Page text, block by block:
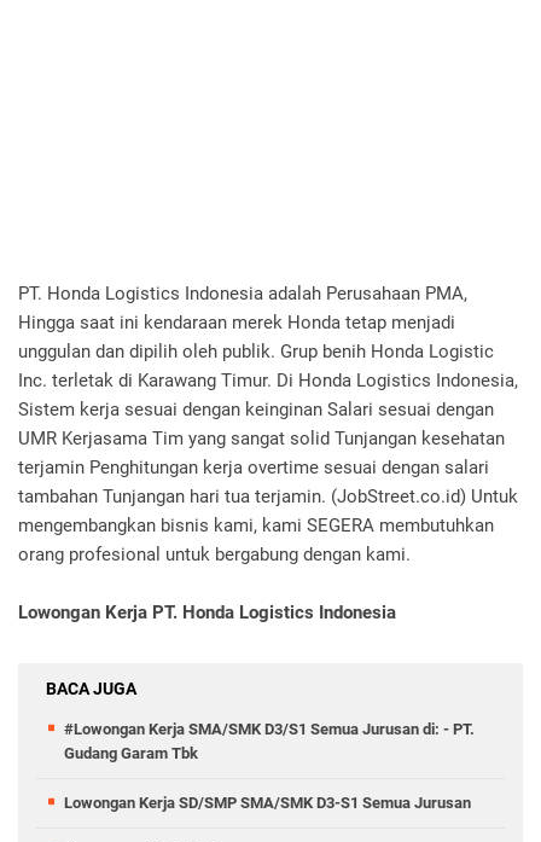
PT. Honda Logistics Indonesia adalah Perusahaan PMA,
Hingga saat ini kendaraan merek Honda tetap menjadi
unggulan dan dipilih oleh publik. Grup benih Honda Logistic
Inc. terletak di Karawang Timur. Di Honda Logistics Indonesia,
Sistem kerja sesuai dengan keinginan Salari sesuai dengan
UMR Kerjasama Tim yang sangat solid Tunjangan kesehatan
terjamin Penghitungan kerja overtime sesuai dengan salari
tambahan Tunjangan hari tua terjamin. (JobStreet.co.id) Untuk
mengembangkan bisnis kami, kami SEGERA membutuhkan
orang profesional untuk bergabung dengan kami.
Lowongan Kerja PT. Honda Logistics Indonesia
BACA JUGA
#Lowongan Kerja SMA/SMK D3/S1 Semua Jurusan di: - PT.
Gudang Garam Tbk
Lowongan Kerja SD/SMP SMA/SMK D3-S1 Semua Jurusan